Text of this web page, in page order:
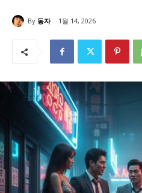
By 동자 1월 14, 2026